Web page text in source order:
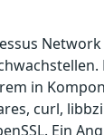
in
curl,
Ein